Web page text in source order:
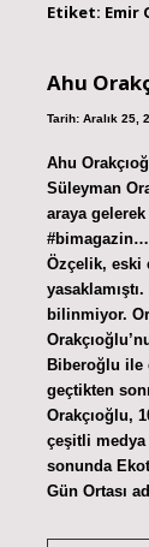
Etiket: Emir
Ahu
Tarih: Aralık 25,
Ahu
Süleyman
araya
#bimagazin…
Özçelik, eski
bilinmiyor.
Biberoğlu ile
geçtikten
Orakçıoğlu,
çeşitli medya
sonunda
Gün Ortası